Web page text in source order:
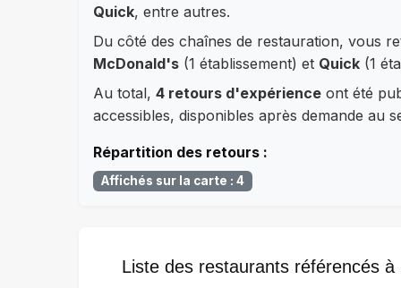
Quick, entre autres.
Du côté des chaînes de restauration, vous
McDonald's (1 établissement) et Quick (1
Au total, 4 retours d'expérience ont été
accessibles, disponibles après demande au
Répartition des retours :
Affichés sur la carte : 4
Liste des restaurants référencés à